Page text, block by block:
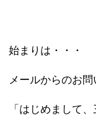
始まりは・・・
メールからのお
「はじめまして